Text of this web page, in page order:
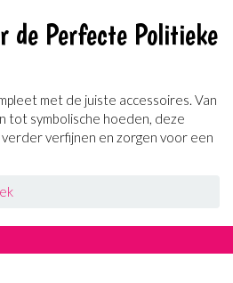
de Perfecte Politieke
met de juiste accessoires. Van
tot symbolische hoeden, deze
verfijnen en zorgen voor een